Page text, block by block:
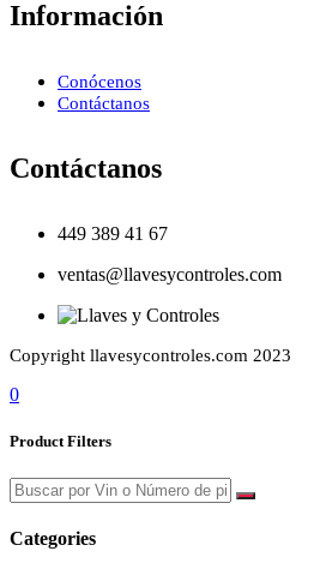
Información
Conócenos
Contáctanos
Contáctanos
449 389 41 67
ventas@llavesycontroles.com
Copyright llavesycontroles.com 2023
0
Product Filters
Categories